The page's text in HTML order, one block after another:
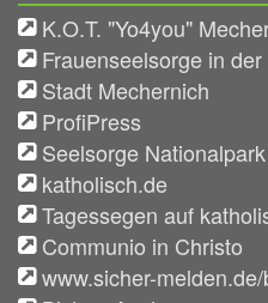
K.O.T. "Yo4you"
Frauenseelsorge in
Stadt Mechernich
ProfiPress
Seelsorge
katholisch.de
Tagessegen auf
Communio in Christo
www.sicher-